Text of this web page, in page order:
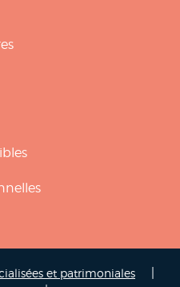
et patrimoniales